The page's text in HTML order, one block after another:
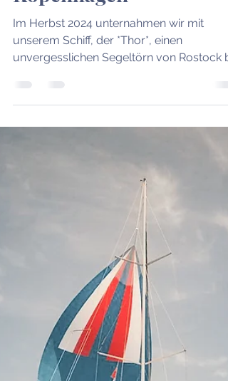
# 19 Unser Herbsttörn
auf der Ostsee: Von
Kopenhagen
unvergesslichen Segeltörn von Rostock
nach Kopenhagen und zurück. Die
Vorfreude war groß, als wir am Sonntag,
den 1. September, im Yachthafen Hohe
Düne in die Mecklenburger Bucht stachen.
Die Sonne lächelte uns entgegen und der
Wind wehte mit 10 bis 26 Knoten aus
– perfekte Bedingungen für unseren
Süd-Trip. Die Reise beginnt: Rostock Hohe
Düne Rostock Hohe Düne, wo wir unser
Charterboot überna